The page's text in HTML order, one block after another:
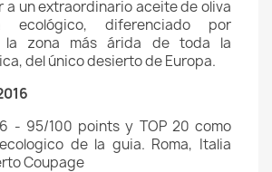
a un extraordinario aceite de oliva
ecológico, diferenciado por
la zona más árida de toda la
del único desierto de Europa.
- 95/100 points y TOP 20 como
de la guia. Roma, Italia
Coupage